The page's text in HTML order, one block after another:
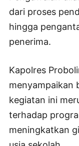
dari proses
hingga
penerima.
Kapolres
menyampaikan
kegiatan ini
terhadap
meningkatkan